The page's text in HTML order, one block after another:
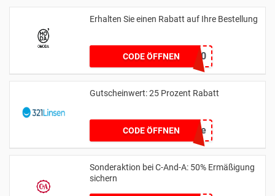
Erhalten Sie einen Rabatt auf Ihre Bestellung
CODE ÖFFNENWEER10
Gutscheinwert: 25 Prozent Rabatt
CODE ÖFFNEN 90live
Sonderaktion bei C-And-A: 50% Ermäßigung
sichern